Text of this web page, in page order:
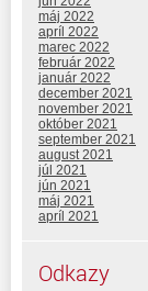
máj 2022
apríl 2022
marec 2022
február 2022
január 2022
december 2021
november 2021
október 2021
september 2021
august 2021
júl 2021
jún 2021
máj 2021
apríl 2021
Odkazy